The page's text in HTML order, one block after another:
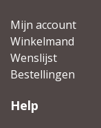
Mijn account
Winkelmand
Wenslijst
Bestellingen
Help